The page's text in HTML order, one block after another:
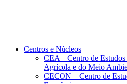
Centros e Núcleos
CEA – Centro de
Agrícola e do Meio
CECON – Centro de